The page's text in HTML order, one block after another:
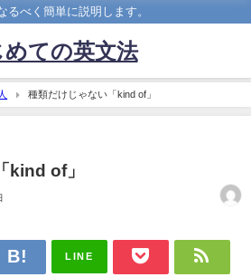
るべく簡単に説明します。
めての英文法
種類だけじゃない「kind of」
kind of」
LINE